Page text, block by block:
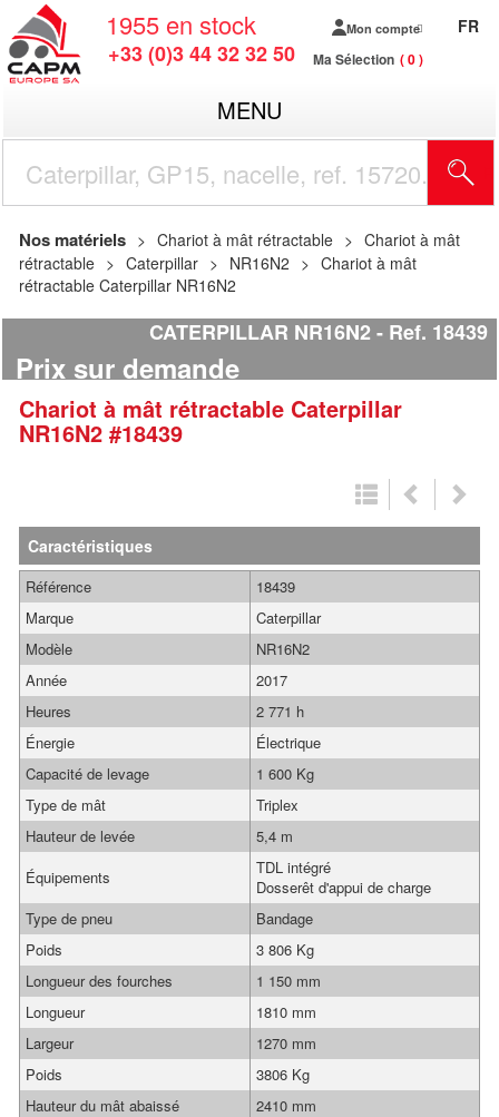
1955 en stock
+33 (0)3 44 32 32 50
Mon compte
Ma Sélection 0
FR
MENU
Nos matériels Chariot à mât rétractable
Chariot à mât
rétractable
Caterpillar NR16N2
Chariot à mât
rétractable Caterpillar NR16N2
CATERPILLAR NR16N2 Ref. 18439
Prix sur demande
Chariot à mât rétractable Caterpillar
NR16N2 #18439
Caractéristiques
Référence
18439
Marque
Caterpillar
Modèle
NR16N2
Année
2017
Heures
2 771 h
Énergie
Électrique
Capacité de levage
1 600 Kg
Type de mât
Triplex
Hauteur de levée
5,4 m
Équipements
TDL intégré
Dosserêt d'appui de charge
Type de pneu
Bandage
Poids
3 806 Kg
Longueur des fourches
1 150 mm
Longueur
1810 mm
Largeur
1270 mm
Poids
3806 Kg
Hauteur du mât abaissé
2410 mm